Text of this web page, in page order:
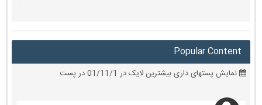
Popular Content
نمایش پستهای داری بیشترین لایک در 01/11/1 در پست